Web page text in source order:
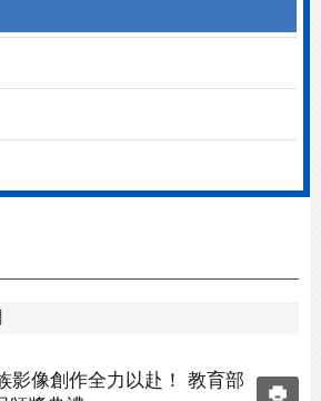
影像創作全力以赴！ 教育部